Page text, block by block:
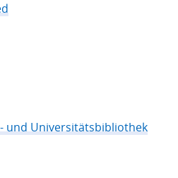
und Universitätsbibliothek